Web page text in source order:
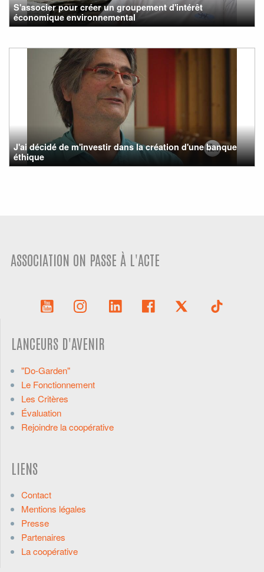
S'associer pour créer un groupement d'intérêt
économique environnemental
J'ai décidé de m'investir dans la création d'une banque
éthique
ASSOCIATION ON PASSE À L'ACTE
LANCEURS D'AVENIR
"Do-Garden"
Le Fonctionnement
Les Critères
Évaluation
Rejoindre la coopérative
LIENS
Contact
Mentions légales
Presse
Partenaires
La coopérative